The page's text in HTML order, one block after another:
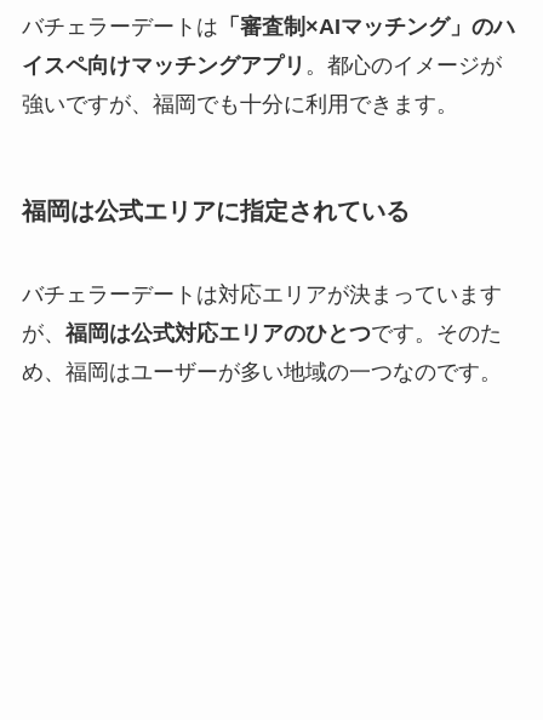
バチェラーデートは 「審査制×AIマッチング」のハ
イスペ向けマッチングアプリ 。都心のイメージが
強いですが、福岡でも十分に利用できます。
福岡は公式エリアに指定されている
バチェラーデートは対応エリアが決まっています
が、 福岡は公式対応エリアのひとつです。そのた
め、福岡はユーザーが多い地域の一つなのです。